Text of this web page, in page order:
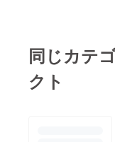
同じカテ
クト